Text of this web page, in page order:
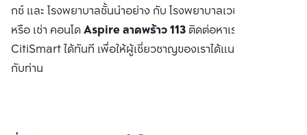
กซ์ และ โรงพยาบาลชั้นนำอย่าง กับ โรงพยาบาลเวชธานี ซื้อ ขาย
หรือ เช่า คอนโดAspire ลาดพร้าว 113ติดต่อหาเรา Bangkok
CitiSmart ได้ทันที เพื่อให้ผู้เชี่ยวชาญของเราได้แนะนำคอนโดให้
กับท่าน